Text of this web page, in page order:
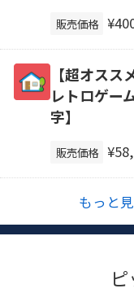
販売価格
【超オス
レトロゲー
字】
販売価格
もっと